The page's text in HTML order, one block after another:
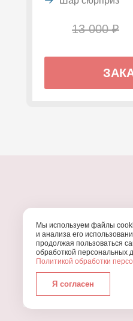
13 000 ₽
УЗНАЙТЕ, ПОЧЕМУ
ПРАЗДНИКА
Работаем с
Мы используем файлы
и анализа его
продолжая пользоваться
обработкой персональных
Политикой обработки
Я согласен